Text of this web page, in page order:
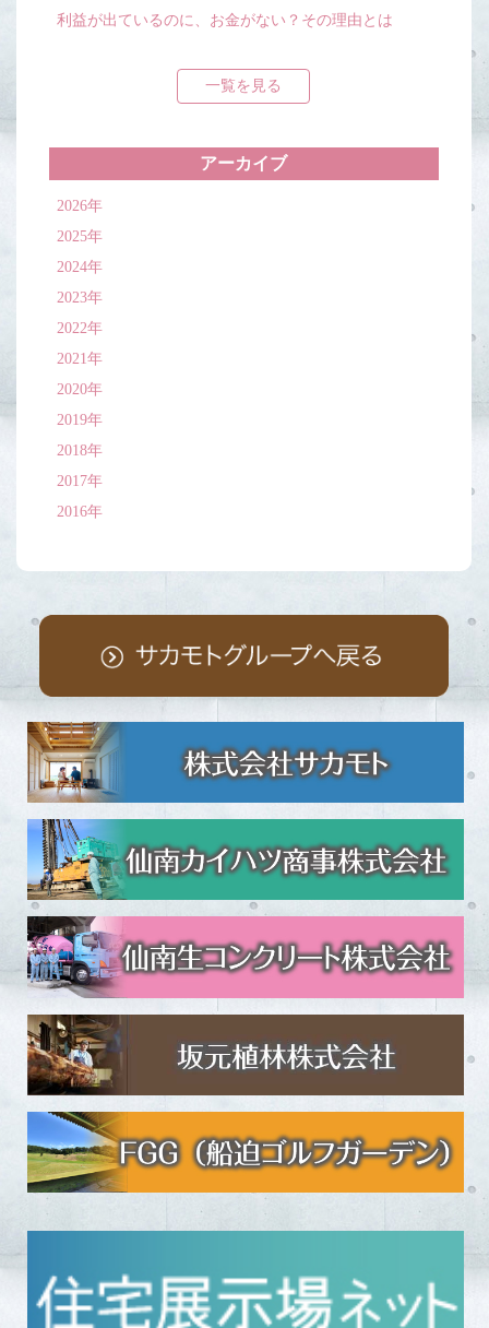
利益が出ているのに、お金がない？その理由とは
一覧を見る
アーカイブ
2026年
2025年
2024年
2023年
2022年
2021年
2020年
2019年
2018年
2017年
2016年